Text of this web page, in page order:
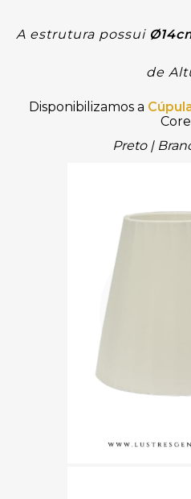
A estrutura possui
de
Disponibilizamos a
Preto |